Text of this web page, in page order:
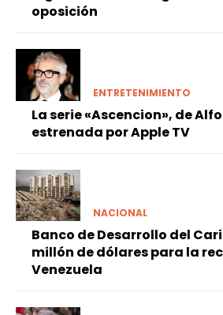
oposición
ENTRETENIMIENTO
La serie «Ascencion», de
estrenada por Apple TV
NACIONAL
Banco de Desarrollo del
millón de dólares para la
Venezuela